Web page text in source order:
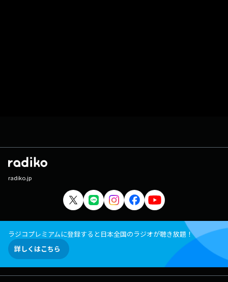
radiko.jp
ラジコプレミアムに登録すると日本全国のラジオが聴き放題！
詳しくはこちら